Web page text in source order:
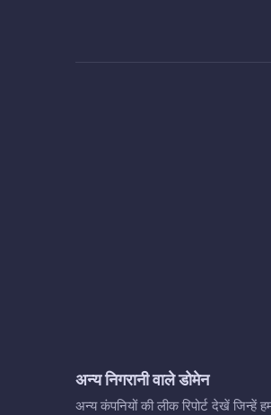
अन्य निगरानी वाले डोमेन
अन्य कंपनियों की लीक रिपोर्ट देखें